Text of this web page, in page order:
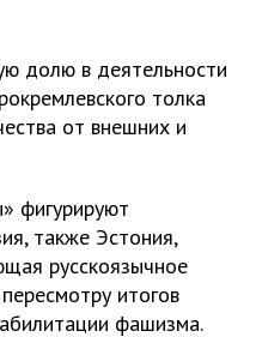
долю в деятельности
толка
от внешних и
фигурируют
также Эстония,
русскоязычное
итогов
фашизма.